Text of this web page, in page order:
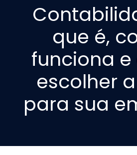
que é,
funciona
escolher
para sua